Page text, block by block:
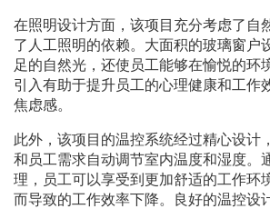
在照明设计方面，该项目充分考虑了自
了人工照明的依赖。大面积的玻璃窗户
足的自然光，还使员工能够在愉悦的环
引入有助于提升员工的心理健康和工作
焦虑感。
此外，该项目的温控系统经过精心设计
和员工需求自动调节室内温度和湿度。
理，员工可以享受到更加舒适的工作环
而导致的工作效率下降。良好的温控设